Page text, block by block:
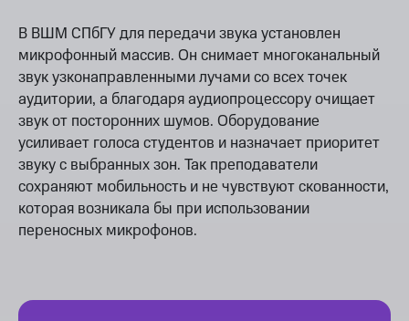
В ВШМ СПбГУ для передачи звука установлен
микрофонный массив. Он снимает многоканальный
звук узконаправленными лучами со всех точек
аудитории, а благодаря аудиопроцессору очищает
звук от посторонних шумов. Оборудование
усиливает голоса студентов и назначает приоритет
звуку с выбранных зон. Так преподаватели
сохраняют мобильность и не чувствуют скованности,
которая возникала бы при использовании
переносных микрофонов.